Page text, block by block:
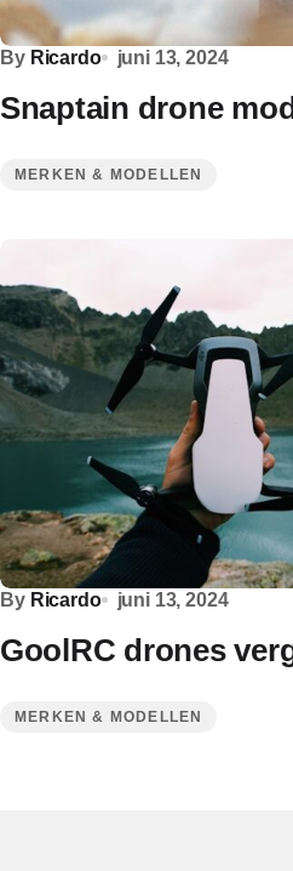
By Ricardo juni 13, 2024
Snaptain drone
MERKEN & MODELLEN
By Ricardo juni 13, 2024
GoolRC drones
MERKEN & MODELLEN